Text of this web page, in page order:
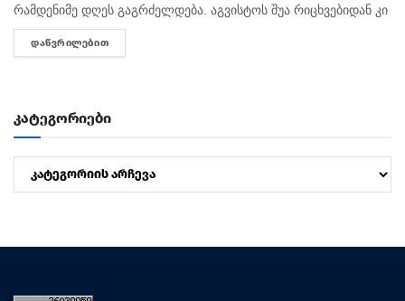
რამდენიმე დღეს გაგრძელდება. აგვისტოს შუა რიცხვებიდან კი
ტემპერატურა 40 გრადუსს მიაღწევს. "ტემპერატურამ აგვისტოს
თვეში შესაძლოა 35-40 გრადუსს მიაღწიოს, ანუ ამ...
ᲓᲐᲬᲕᲠᲘᲚᲔᲑᲘᲗ
კატეგორიები
კატეგორიები